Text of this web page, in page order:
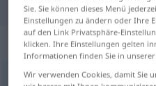
„Mischung“:
Mischungf
Sie. Sie können dieses Menü
Einstellungen zu ändern oder Ihre
auf den Link Privatsphäre-
klicken. Ihre Einstellungen gelten
Informationen finden Sie in
Wir verwenden Cookies, damit Sie